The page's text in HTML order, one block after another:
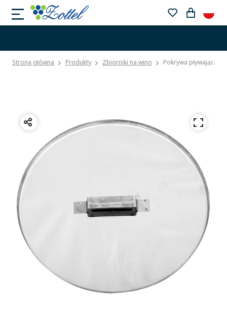
Strona główna Produkty Zbiorniki na wino Pokrywa pływająca